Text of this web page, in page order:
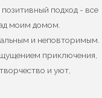
подход - все
моим домом.
и неповторимым.
приключения,
и уют,